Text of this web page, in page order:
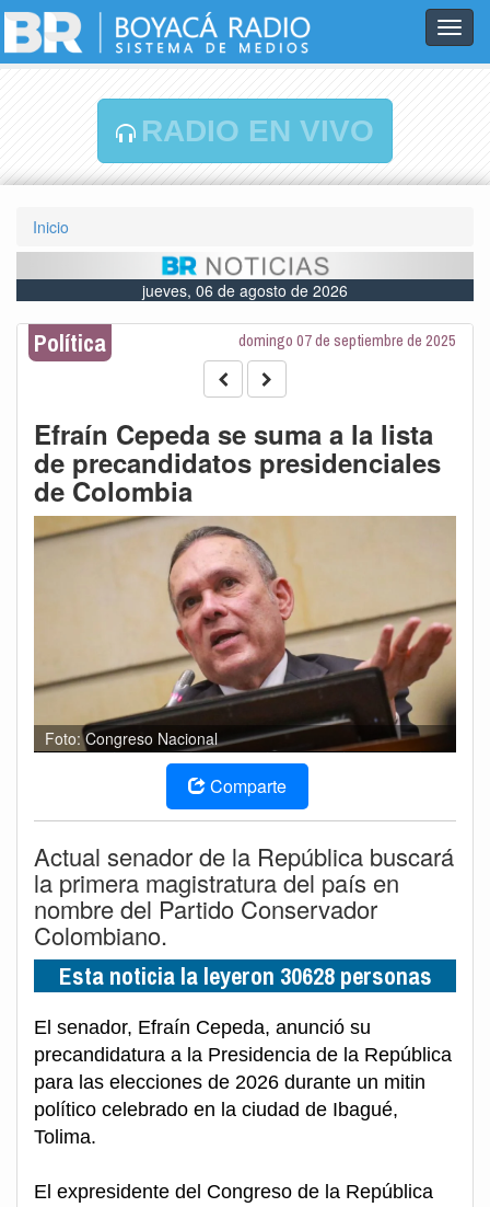
RADIO EN VIVO
Inicio
jueves, 06 de agosto de 2026
Política domingo 07 de septiembre de 2025
Efraín Cepeda se suma a la lista
de precandidatos presidenciales
de Colombia
Foto: Congreso Nacional
Comparte
Actual senador de la República buscará
la primera magistratura del país en
nombre del Partido Conservador
Colombiano.
Esta noticia la leyeron 30628 personas
El senador, Efraín Cepeda, anunció su
precandidatura a la Presidencia de la República
para las elecciones de 2026 durante un mitin
político celebrado en la ciudad de Ibagué,
Tolima.
El expresidente del Congreso de la República